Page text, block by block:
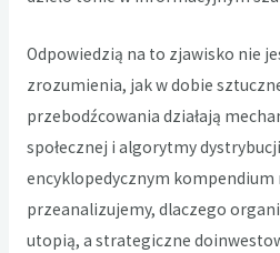
Odpowiedzią na to zjawisko nie
zrozumienia, jak w dobie
przebodźcowania działają
społecznej i algorytmy
encyklopedycznym
przeanalizujemy, dlaczego
utopią, a strategiczne